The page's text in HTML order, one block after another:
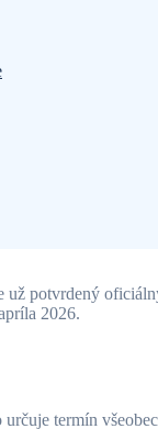
potvrdený
2026.
termín